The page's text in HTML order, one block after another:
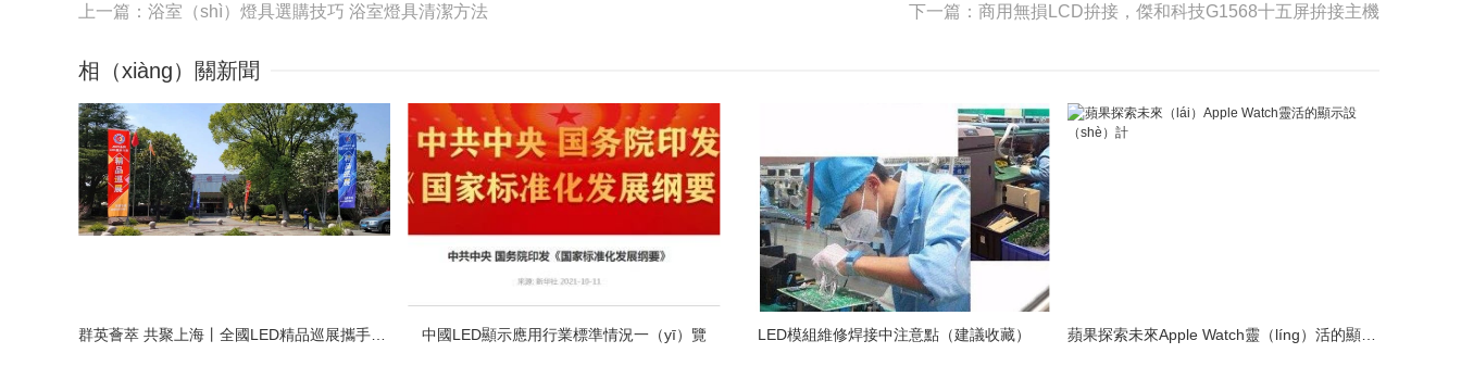
上一篇：浴室（shì）燈具選購技巧 浴室燈具清潔方法 下一篇：商用無損LCD拚接，傑和科技G1568十五屏拚接主機
相（xiàng）關新聞
群英薈萃 共聚上海丨全國LED精品巡展攜手共謀行業發展大計 中國LED顯示應用行業標準情況一（yī）覽 LED模組維修焊接中注意點（建議收藏） 蘋果探索未來Apple Watch靈（líng）活的顯示設計